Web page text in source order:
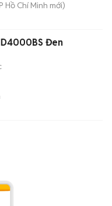
Hồ Chí Minh mới)
Đen